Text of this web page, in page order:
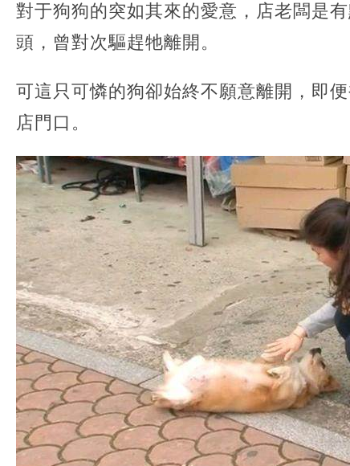
對于狗狗的突如其來的愛意，店老闆是
頭，曾對次驅趕牠離開。
可這只可憐的狗卻始終不願意離開，即
店門口。